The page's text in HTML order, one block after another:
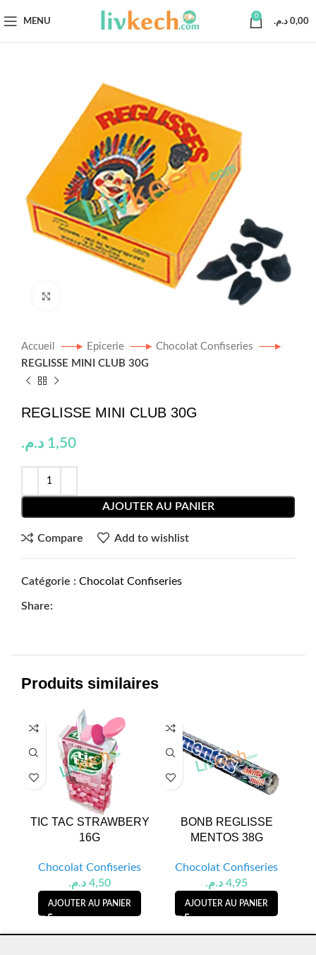
MENU
0
0,00 د.م.
Accueil Epicerie
Chocolat Confiseries
REGLISSE MINI CLUB 30G
REGLISSE MINI CLUB 30G
1,50 د.م.
AJOUTER AU PANIER
Compare Add to wishlist
Catégorie : Chocolat Confiseries
Share:
Produits similaires
TIC TAC STRAWBERY
16G
Chocolat Confiseries
4,50 د.م.
AJOUTER AU PANIER
BONB REGLISSE
MENTOS 38G
Chocolat Confiseries
4,95 د.م.
AJOUTER AU PANIER